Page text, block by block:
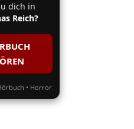
dich in
Reich?
• Horror